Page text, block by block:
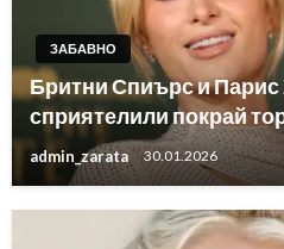
ЗАБАВНО
Бритни Спиърс и Парис
сприятелили покрай
admin_zarata 30.01.2026